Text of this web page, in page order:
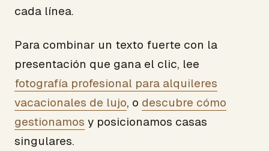
cada línea.
Para combinar un texto fuerte con la
presentación que gana el clic, lee
fotografía profesional para alquileres
vacacionales de lujo, o descubre cómo
gestionamos y posicionamos casas
singulares.